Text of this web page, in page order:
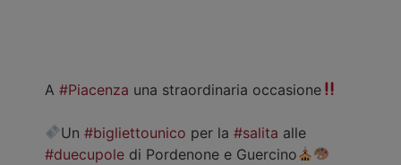
A #Piacenza una straordinaria occasione
Un#bigliettounico per la#salita alle
#duecupole di Pordenone e Guercino